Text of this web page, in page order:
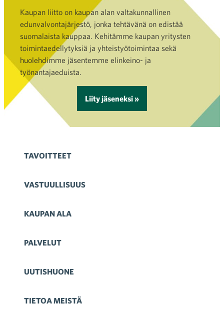
Kaupan liitto on kaupan alan valtakunnallinen
edunvalvontajärjestö, jonka tehtävänä on edistää
suomalaista kauppaa. Kehitämme kaupan yritysten
toimintaedellytyksiä ja yhteistyötoimintaa sekä
huolehdimme jäsentemme elinkeino- ja
työnantajaeduista.
Liity jäseneksi »
TAVOITTEET
VASTUULLISUUS
KAUPAN ALA
PALVELUT
UUTISHUONE
TIETOA MEISTÄ